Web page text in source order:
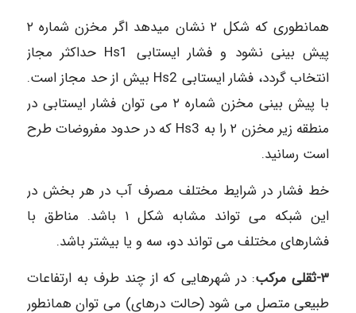
همانطوری که شکل ۲ نشان میدهد اگر مخزن شماره ۲
پیش بینی نشود و فشار ایستابی Hs1 حداکثر مجاز
انتخاب گردد، فشار ایستابی Hs2 بیش از حد مجاز است.
با پیش بینی مخزن شماره ۲ می توان فشار ایستابی در
منطقه زیر مخزن ۲ را به Hs3 که در حدود مفروضات طرح
است رسانید.
خط فشار در شرایط مختلف مصرف آب در هر بخش در
این شبکه می تواند مشابه شکل ۱ باشد. مناطق با
فشارهای مختلف می تواند دو، سه و یا بیشتر باشد.
۳-ثقلی مرکب
: در شهرهایی که از چند طرف به ارتفاعات
طبیعی متصل می شود (حالت درهای) می توان همانطور